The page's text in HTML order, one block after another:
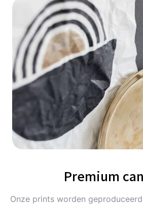
Premium
Onze prints worden